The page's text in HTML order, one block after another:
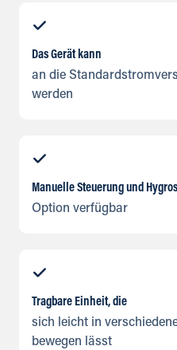
Das Gerät kann
an die
werden
Manuelle Steuerung und
Option verfügbar
Tragbare Einheit, die
sich leicht in
bewegen lässt